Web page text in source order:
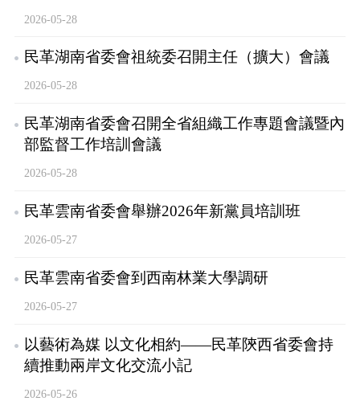
2026-05-28
民革湖南省委會祖統委召開主任（擴大）會議
2026-05-28
民革湖南省委會召開全省組織工作專題會議暨內
部監督工作培訓會議
2026-05-28
民革雲南省委會舉辦2026年新黨員培訓班
2026-05-27
民革雲南省委會到西南林業大學調研
2026-05-27
以藝術為媒 以文化相約——民革陝西省委會持
續推動兩岸文化交流小記
2026-05-26